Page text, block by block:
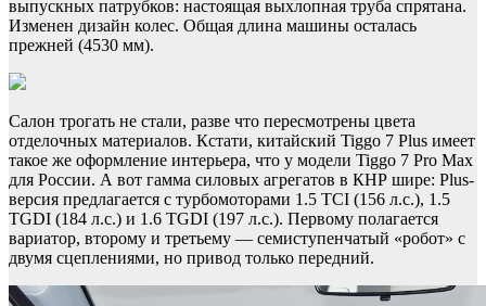
выпускных патрубков: настоящая выхлопная труба спрятана.
Изменен дизайн колес. Общая длина машины осталась
прежней (4530 мм).
Салон трогать не стали, разве что пересмотрены цвета
отделочных материалов. Кстати, китайский Tiggo 7 Plus имеет
такое же оформление интерьера, что у модели Tiggo 7 Pro Max
для России. А вот гамма силовых агрегатов в КНР шире: Plus-
версия предлагается с турбомоторами 1.5 TCI (156 л.с.), 1.5
TGDI (184 л.с.) и 1.6 TGDI (197 л.с.). Первому полагается
вариатор, второму и третьему — семиступенчатый «робот» с
двумя сцеплениями, но привод только передний.